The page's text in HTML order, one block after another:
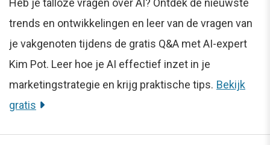
Heb je talloze vragen over AI? Ontdek de nieuwste
trends en ontwikkelingen en leer van de vragen van
je vakgenoten tijdens de gratis Q&A met AI-expert
Kim Pot. Leer hoe je AI effectief inzet in je
marketingstrategie en krijg praktische tips. Bekijk
gratis